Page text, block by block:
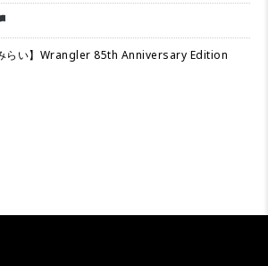
みらい】Wrangler 85th Anniversary Edition